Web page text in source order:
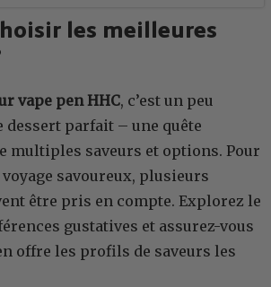
les meilleures
vape pen HHC, c’est un peu
parfait – une quête
multiples saveurs et options. Pour
savoureux, plusieurs
être pris en compte. Explorez le
gustatives et assurez-vous
offre les profils de saveurs les